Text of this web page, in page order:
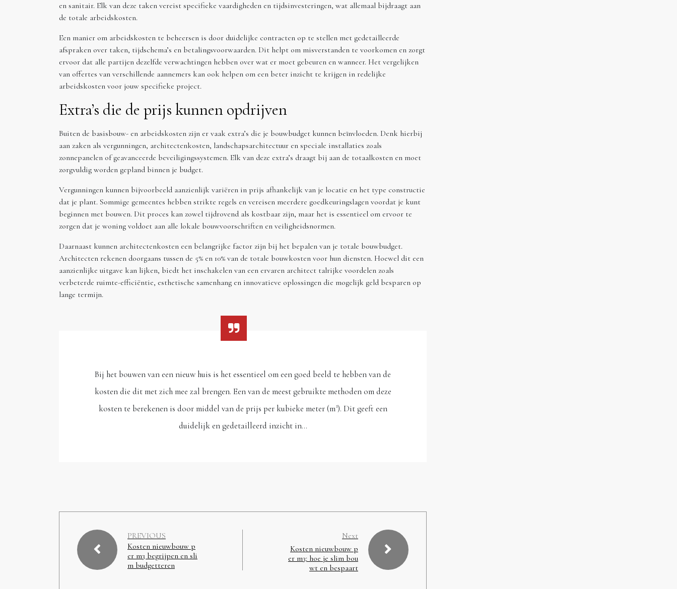
en sanitair. Elk van deze taken vereist specifieke vaardigheden en tijdsinvesteringen, wat allemaal bijdraagt aan
de totale arbeidskosten.
Een manier om arbeidskosten te beheersen is door duidelijke contracten op te stellen met gedetailleerde
afspraken over taken, tijdschema’s en betalingsvoorwaarden. Dit helpt om misverstanden te voorkomen en zorgt
ervoor dat alle partijen dezelfde verwachtingen hebben over wat er moet gebeuren en wanneer. Het vergelijken
van offertes van verschillende aannemers kan ook helpen om een beter inzicht te krijgen in redelijke
arbeidskosten voor jouw specifieke project.
Extra’s die de prijs kunnen opdrijven
Buiten de basisbouw- en arbeidskosten zijn er vaak extra’s die je bouwbudget kunnen beïnvloeden. Denk hierbij
aan zaken als vergunningen, architectenkosten, landschapsarchitectuur en speciale installaties zoals
zonnepanelen of geavanceerde beveiligingssystemen. Elk van deze extra’s draagt bij aan de totaalkosten en moet
zorgvuldig worden gepland binnen je budget.
Vergunningen kunnen bijvoorbeeld aanzienlijk variëren in prijs afhankelijk van je locatie en het type constructie
dat je plant. Sommige gemeentes hebben strikte regels en vereisen meerdere goedkeuringslagen voordat je kunt
beginnen met bouwen. Dit proces kan zowel tijdrovend als kostbaar zijn, maar het is essentieel om ervoor te
zorgen dat je woning voldoet aan alle lokale bouwvoorschriften en veiligheidsnormen.
Daarnaast kunnen architectenkosten een belangrijke factor zijn bij het bepalen van je totale bouwbudget.
Architecten rekenen doorgaans tussen de 5% en 10% van de totale bouwkosten voor hun diensten. Hoewel dit een
aanzienlijke uitgave kan lijken, biedt het inschakelen van een ervaren architect talrijke voordelen zoals
verbeterde ruimte-efficiëntie, esthetische samenhang en innovatieve oplossingen die mogelijk geld besparen op
lange termijn.
Bij het bouwen van een nieuw huis is het essentieel om een goed beeld te hebben van de
kosten die dit met zich mee zal brengen. Een van de meest gebruikte methoden om deze
kosten te berekenen is door middel van de prijs per kubieke meter (m³). Dit geeft een
duidelijk en gedetailleerd inzicht in…
PREVIOUS
Kosten nieuwbouw p
er m3 begrijpen en sli
m budgetteren
Next
Kosten nieuwbouw p
er m3: hoe je slim bou
wt en bespaart